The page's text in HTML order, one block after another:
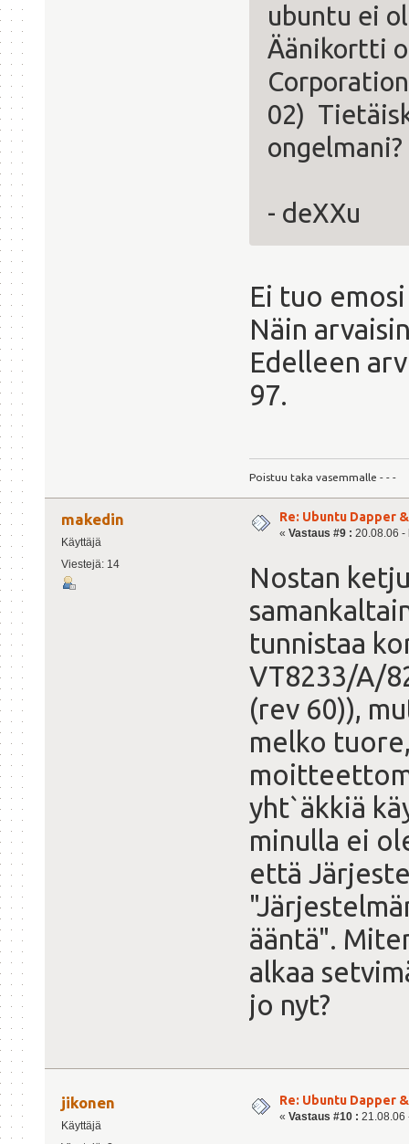
ubuntu ei
Äänikortti
02)
ongelmani?
- deXXu
Ei tuo
Näin
Edelleen
97.
Poistuu taka vasemmalle - - -
makedin
Käyttäjä
Viestejä: 14
Re: Ubuntu Dapper
« Vastaus #9 : 20.08.06 -
Nostan
tunnistaa
VT8233/A/
(rev 60)),
melko
yht`äkkiä
minulla ei
että
ääntä".
alkaa
jo nyt?
jikonen
Käyttäjä
Re: Ubuntu Dapper
« Vastaus #10 : 21.08.06